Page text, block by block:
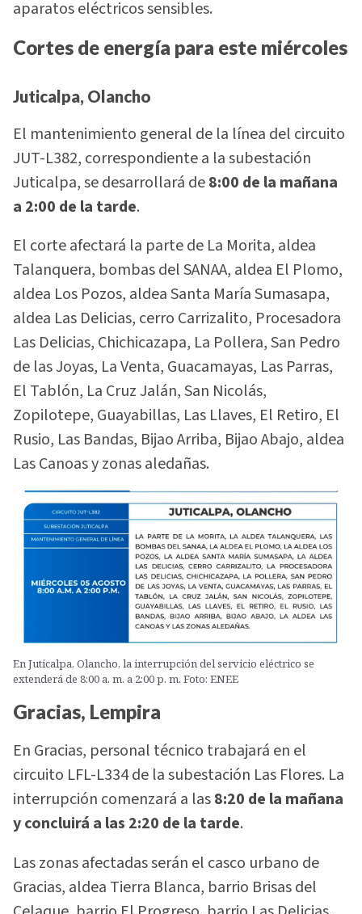
aparatos eléctricos sensibles.
Cortes de energía para este miércoles
Juticalpa, Olancho
El mantenimiento general de la línea del circuito
JUT-L382, correspondiente a la subestación
Juticalpa, se desarrollará de8:00 de la mañana
a 2:00 de la tarde.
El corte afectará la parte de La Morita, aldea
Talanquera, bombas del SANAA, aldea El Plomo,
aldea Los Pozos, aldea Santa María Sumasapa,
aldea Las Delicias, cerro Carrizalito, Procesadora
Las Delicias, Chichicazapa, La Pollera, San Pedro
de las Joyas, La Venta, Guacamayas, Las Parras,
El Tablón, La Cruz Jalán, San Nicolás,
Zopilotepe, Guayabillas, Las Llaves, El Retiro, El
Rusio, Las Bandas, Bijao Arriba, Bijao Abajo, aldea
Las Canoas y zonas aledañas.
En Juticalpa, Olancho, la interrupción del servicio eléctrico se
extenderá de 8:00 a. m. a 2:00 p. m. Foto: ENEE
Gracias, Lempira
En Gracias, personal técnico trabajará en el
circuito LFL-L334 de la subestación Las Flores. La
interrupción comenzará a las8:20 de la mañana
y concluirá a las 2:20 de la tarde.
Las zonas afectadas serán el casco urbano de
Gracias, aldea Tierra Blanca, barrio Brisas del